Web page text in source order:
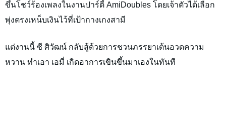
ขึ้นโชว์ร้องเพลงในงานปาร์ตี้ AmiDoubles โดยเจ้าตัวได้เลือก
พุ่งตรงเหน็บเงินไว้ที่เป้ากางเกงสามี
แต่งานนี้ ซี ศิวัฒน์ กลับสู้ด้วยการชวนภรรยาเต้นอวดความ
หวาน ทำเอา เอมี่ เกิดอาการเขินขึ้นมาเองในทันที